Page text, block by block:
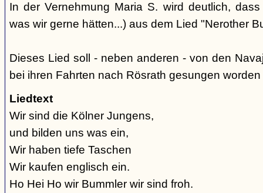
In der Vernehmung Maria S. wird deutlich,
was wir gerne hätten...) aus dem Lied "Nerother
Dieses Lied soll - neben anderen - von den
bei ihren Fahrten nach Rösrath gesungen
Liedtext
Wir sind die Kölner Jungens,
und bilden uns was ein,
Wir haben tiefe Taschen
Wir kaufen englisch ein.
Ho Hei Ho wir Bummler wir sind froh.